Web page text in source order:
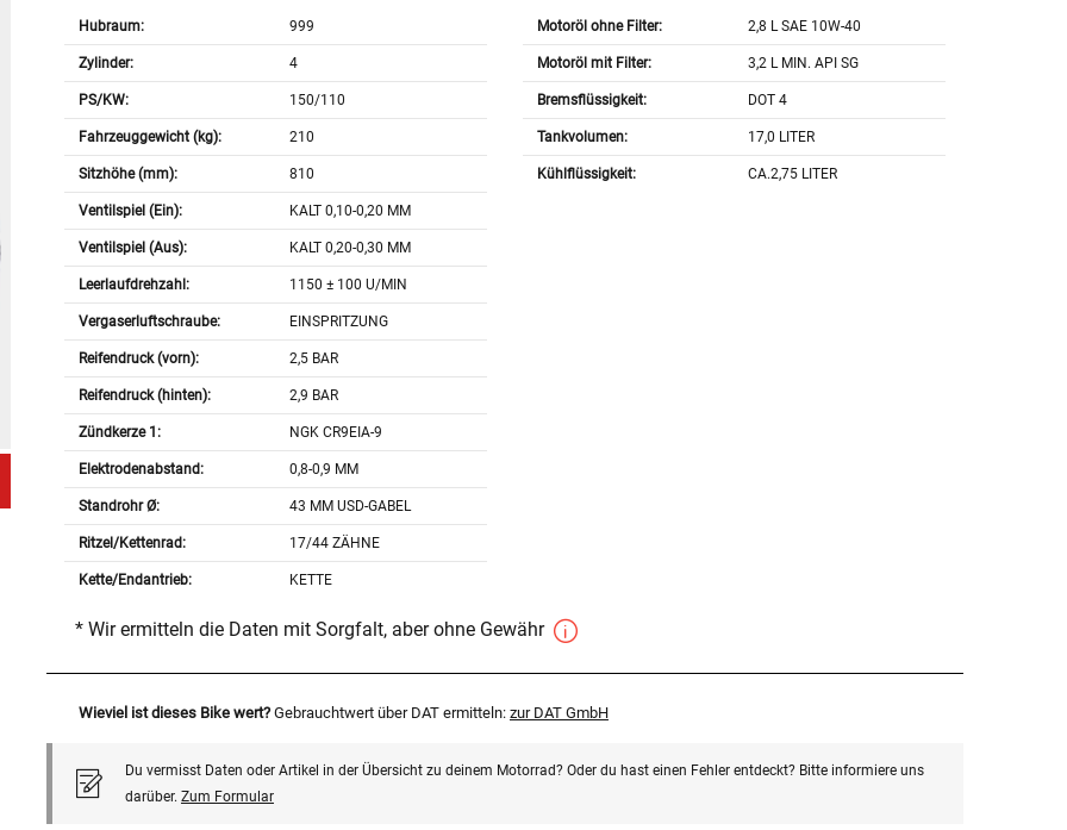
Hubraum: 999
Zylinder: 4
PS/KW: 150/110
Fahrzeuggewicht (kg): 210
Sitzhöhe (mm): 810
Ventilspiel (Ein): KALT 0,10-0,20 MM
Ventilspiel (Aus): KALT 0,20-0,30 MM
Leerlaufdrehzahl: 1150 ± 100 U/MIN
Vergaserluftschraube: EINSPRITZUNG
Reifendruck (vorn): 2,5 BAR
Reifendruck (hinten): 2,9 BAR
Zündkerze 1: NGK CR9EIA-9
Elektrodenabstand: 0,8-0,9 MM
Standrohr Ø: 43 MM USD-GABEL
Ritzel/Kettenrad: 17/44 ZÄHNE
Kette/Endantrieb: KETTE
Motoröl ohne Filter: 2,8 L SAE 10W-40
Motoröl mit Filter: 3,2 L MIN. API SG
Bremsflüssigkeit: DOT 4
Tankvolumen: 17,0 LITER
Kühlflüssigkeit: CA.2,75 LITER
* Wir ermitteln die Daten mit Sorgfalt, aber ohne Gewähr
Wieviel ist dieses Bike wert? Gebrauchtwert über DAT ermitteln: zur DAT GmbH
Du vermisst Daten oder Artikel in der Übersicht zu deinem Motorrad? Oder du hast einen Fehler entdeckt? Bitte informiere uns
darüber. Zum Formular